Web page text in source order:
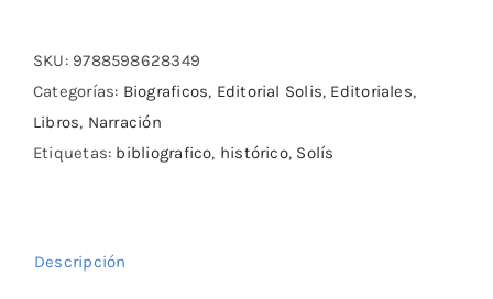
los
Tiempos
cantidad
SKU: 9788598628349
Categorías: Biograficos, Editorial Solis, Editoriales,
Libros, Narración
Etiquetas: bibliografico, histórico, Solís
Descripción